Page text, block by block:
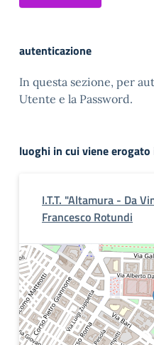
autenticazione
In questa sezione, per
Utente e la Password.
luoghi in cui viene
I.T.T. "Altamura - Da
Francesco Rotundi